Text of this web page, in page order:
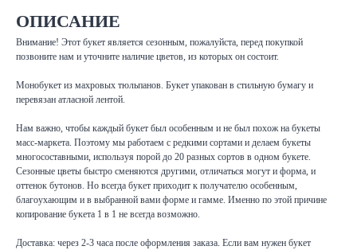
ОПИСАНИЕ
Внимание! Этот букет является сезонным, пожалуйста, перед покупкой
позвоните нам и уточните наличие цветов, из которых он состоит.
Монобукет из махровых тюльпанов. Букет упакован в стильную бумагу и
перевязан атласной лентой.
Нам важно, чтобы каждый букет был особенным и не был похож на букеты
масс-маркета. Поэтому мы работаем с редкими сортами и делаем букеты
многосоставными, используя порой до 20 разных сортов в одном букете.
Сезонные цветы быстро сменяются другими, отличаться могут и форма, и
оттенок бутонов. Но всегда букет приходит к получателю особенным,
благоухающим и в выбранной вами форме и гамме. Именно по этой причине
копирование букета 1 в 1 не всегда возможно.
Доставка: через 2-3 часа после оформления заказа. Если вам нужен букет